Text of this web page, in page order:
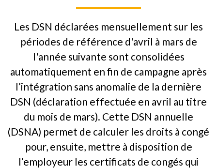
Les DSN déclarées mensuellement sur les
périodes de référence d'avril à mars de
l'année suivante sont consolidées
automatiquement en fin de campagne après
l’intégration sans anomalie de la dernière
DSN (déclaration effectuée en avril au titre
du mois de mars). Cette DSN annuelle
(DSNA) permet de calculer les droits à congé
pour, ensuite, mettre à disposition de
l’employeur les certificats de congés qui